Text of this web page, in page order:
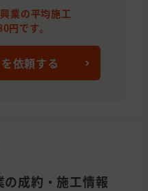
業の平均施工
円です。
依頼する
成約・施工情報